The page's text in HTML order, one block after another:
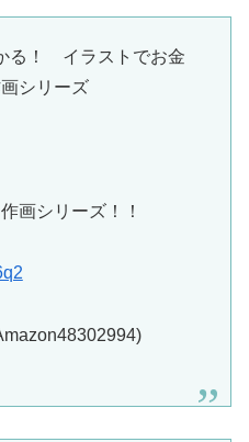
る！ イラストでお金
シリーズ
画シリーズ！！